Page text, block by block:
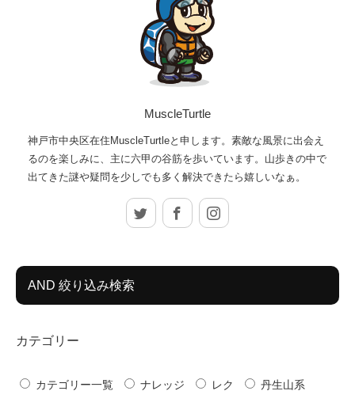
MuscleTurtle
神戸市中央区在住MuscleTurtleと申します。素敵な風景に出会え
るのを楽しみに、主に六甲の谷筋を歩いています。山歩きの中で
出てきた謎や疑問を少しでも多く解決できたら嬉しいなぁ。
Twitter FacebookInstagram
AND 絞り込み検索
カテゴリー
カテゴリー一覧 ナレッジ レク 丹生山系